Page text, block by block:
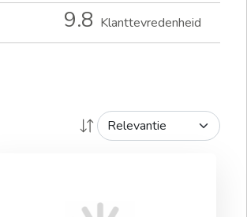
9.8 Klanttevredenheid